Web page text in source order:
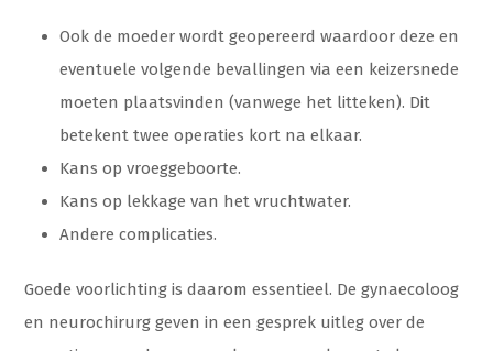
Ook de moeder wordt geopereerd waardoor deze en
eventuele volgende bevallingen via een keizersnede
moeten plaatsvinden (vanwege het litteken). Dit
betekent twee operaties kort na elkaar.
Kans op vroeggeboorte.
Kans op lekkage van het vruchtwater.
Andere complicaties.
Goede voorlichting is daarom essentieel. De gynaecoloog
en neurochirurg geven in een gesprek uitleg over de